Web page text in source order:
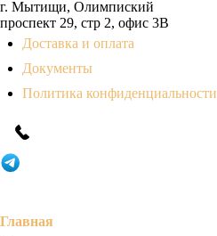
г. Мытищи, Олимпиский
проспект 29, стр 2, офис 3B
Доставка и оплата
Документы
Политика конфиденциальности
Главная